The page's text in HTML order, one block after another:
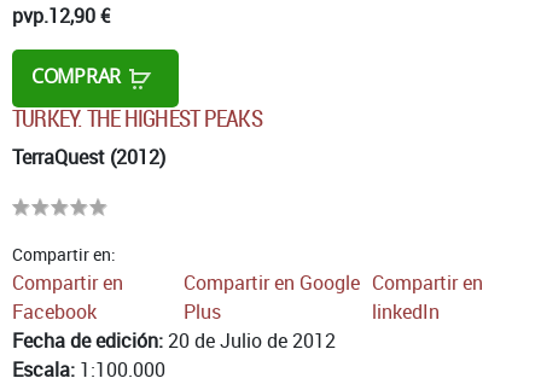
pvp.12,90 €
COMPRAR
TURKEY. THE HIGHEST PEAKS
TerraQuest (2012)
Compartir en:
Compartir en
Facebook
Compartir en Google
Plus
Compartir en
linkedIn
Fecha de edición:20 de Julio de 2012
Escala: 1:100.000